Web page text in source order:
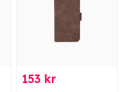
153 kr